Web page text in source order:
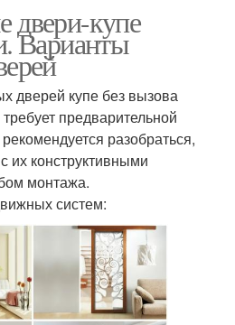
купе
Варианты
дверей купе без вызова
предварительной
разобраться,
их конструктивными
монтажа.
систем: